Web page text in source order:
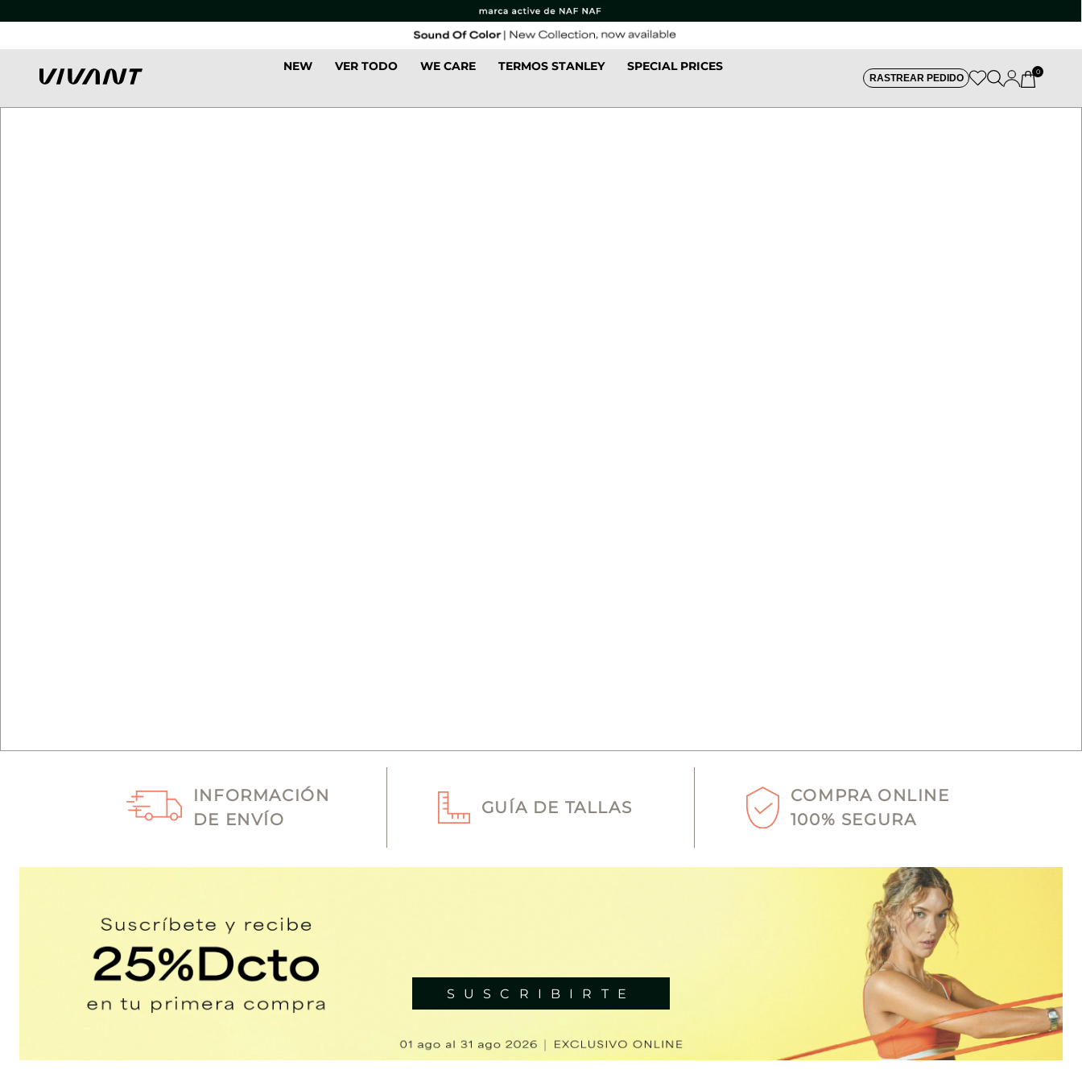
NEW VER TODO WE CARE TERMOS STANLEY SPECIAL PRICES
RASTREAR PEDIDO
0
INFORMACIÓN
DE ENVÍO
GUÍA DE TALLAS
COMPRA ONLINE
100% SEGURA
SUSCRIBIRTE